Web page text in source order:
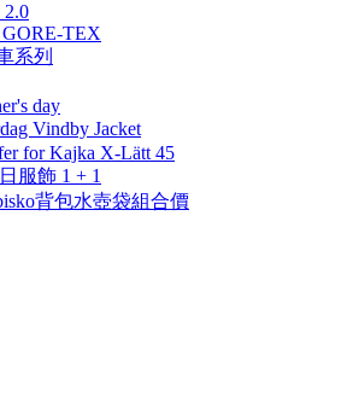
2.0
GORE-TEX
系列
day
Vindby Jacket
for Kajka X-Lätt 45
服飾 1 + 1
背包水壺袋組合價